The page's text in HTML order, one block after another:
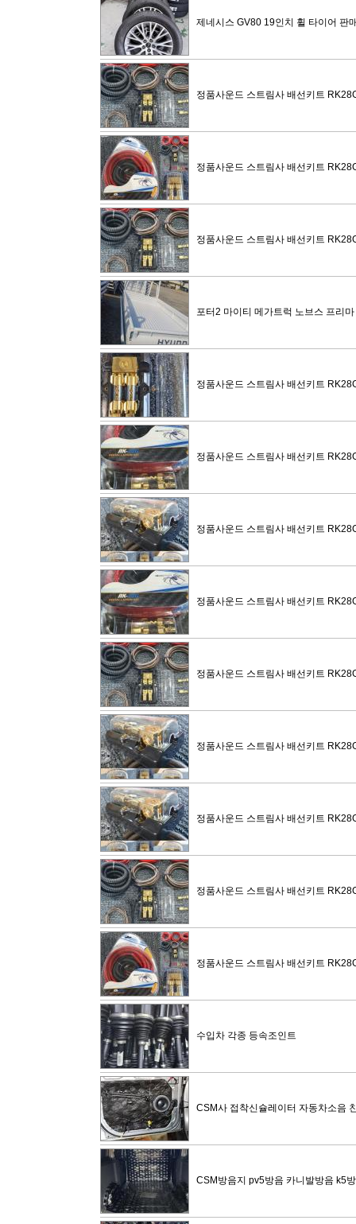
제네시스 GV80 19인치 휠 타이어 판
정품사운드 스트림사 배선키트
정품사운드 스트림사 배선키트
정품사운드 스트림사 배선키트
포터2 마이티 메가트럭 노브스 프리
정품사운드 스트림사 배선키트
정품사운드 스트림사 배선키트
정품사운드 스트림사 배선키트
정품사운드 스트림사 배선키트
정품사운드 스트림사 배선키트
정품사운드 스트림사 배선키트
정품사운드 스트림사 배선키트
정품사운드 스트림사 배선키트
정품사운드 스트림사 배선키트
수입차 각종 등속조인트
CSM사 접착신슐레이터 자동차소음
CSM방음지 pv5방음 카니발방음 k5